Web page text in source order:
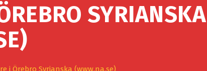
SYRIANSKA
i Örebro Syrianska (www.na.se)